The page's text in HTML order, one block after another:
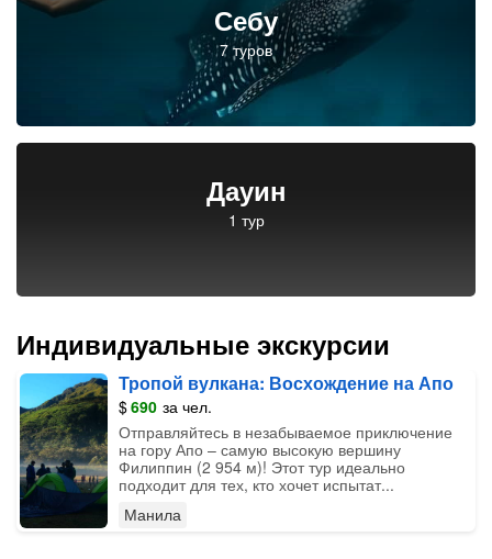
Себу
Дауин
Индивидуальные экскурсии
Тропой вулкана: Восхождение на Апо
$690 за чел.
Отправляйтесь в незабываемое приключение
на гору Апо – самую высокую вершину
Филиппин (2 954 м)! Этот тур идеально
подходит для тех, кто хочет испытат...
Манила